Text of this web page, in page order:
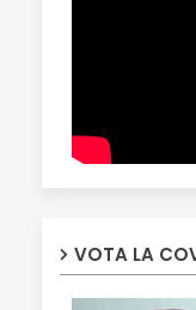
VOTA LA